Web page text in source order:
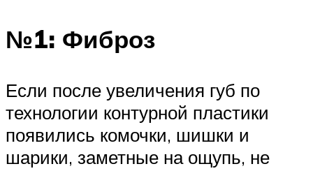
№1: Фиброз
Если после увеличения губ по
технологии контурной пластики
появились комочки, шишки и
шарики, заметные на ощупь, не